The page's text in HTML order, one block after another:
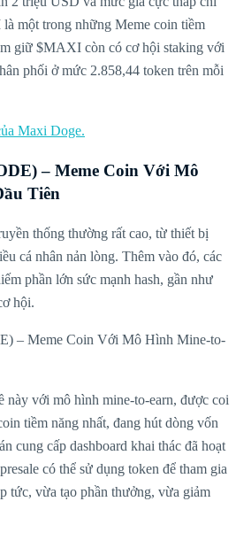
một trong những Meme coin tiềm
giữ $MAXI còn có cơ hội staking với
phối ở mức 2.858,44 token trên mỗi
Maxi Doge.
– Meme Coin Với Mô
Tiên
thống thường rất cao, từ thiết bị
cá nhân nản lòng. Thêm vào đó, các
phần lớn sức mạnh hash, gần như
hội.
này với mô hình mine-to-earn, được coi
tiềm năng nhất, đang hút dòng vốn
cung cấp dashboard khai thác đã hoạt
có thể sử dụng token để tham gia
tức, vừa tạo phần thưởng, vừa giảm